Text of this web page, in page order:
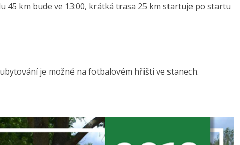
45 km bude ve 13:00, krátká trasa 25 km startuje po startu
je možné na fotbalovém hřišti ve stanech.